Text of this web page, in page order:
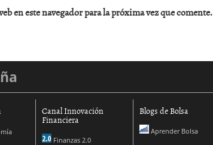
en este navegador para la próxima vez que comente.
Canal Innovación
Financiera
Finanzas 2.0
Blogs de Bolsa
Aprender Bolsa